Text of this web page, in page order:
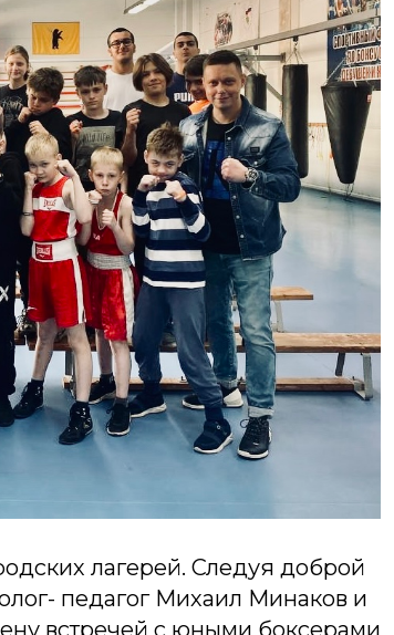
лагерей. Следуя доброй
педагог Михаил Минаков и